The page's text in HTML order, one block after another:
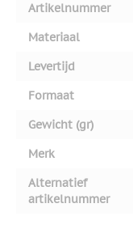
Artikelnummer
Materiaal
Levertijd
Formaat
Gewicht (gr)
Merk
Alternatief
artikelnummer